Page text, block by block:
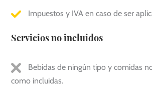
Impuestos y IVA en caso de ser
Servicios no incluidos
Bebidas de ningún tipo y comidas
como incluidas.